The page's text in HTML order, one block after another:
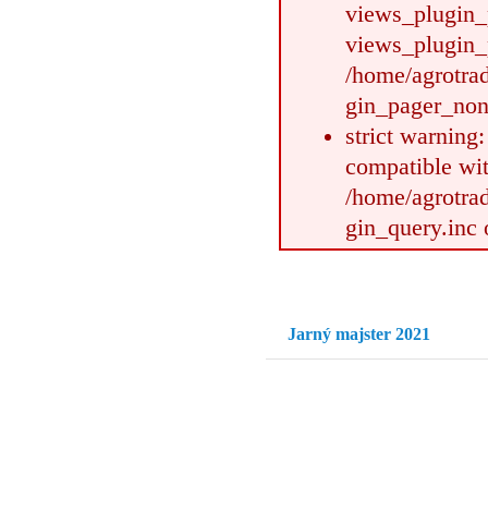
/home/
strict
compatible
/home/
gin_query.inc
Jarný majster 2021